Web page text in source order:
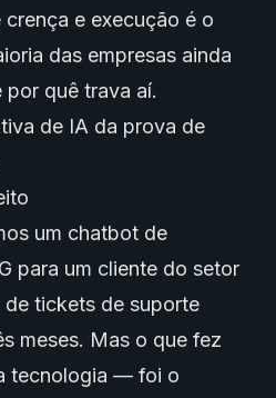
e execução é o
das empresas ainda
por quê trava aí.
de IA da prova de
um chatbot de
para um cliente do setor
tickets de suporte
meses. Mas o que fez
tecnologia — foi o